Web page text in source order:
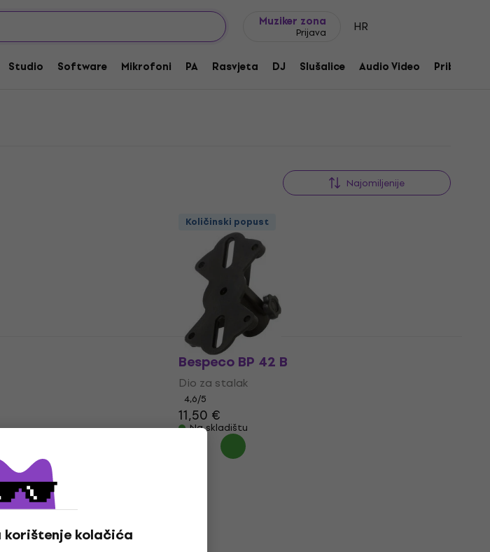
Muziker zona
Prijava HR
Studio Software Mikrofoni PA Rasvjeta DJ Slušalice Audio Video Pribor
korištenje kolačića
Najomiljenije
Količinski popust
Bespeco BP 42 B
Dio za stalak
4,6/5
11,50 €
Na skladištu